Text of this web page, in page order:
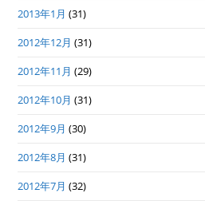
2013年1月 (31)
2012年12月 (31)
2012年11月 (29)
2012年10月 (31)
2012年9月 (30)
2012年8月 (31)
2012年7月 (32)